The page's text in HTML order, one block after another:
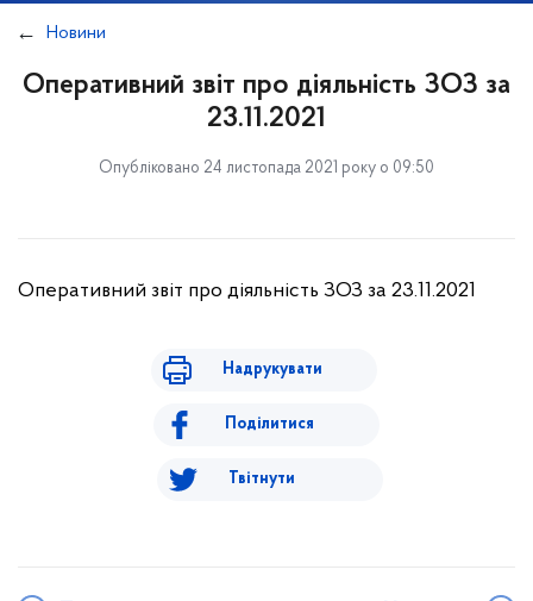
Новини
Оперативний звіт про діяльність ЗОЗ за
23.11.2021
Опубліковано 24 листопада 2021 року о 09:50
Оперативний звіт про діяльність ЗОЗ за 23.11.2021
Надрукувати
Поділитися
Твітнути